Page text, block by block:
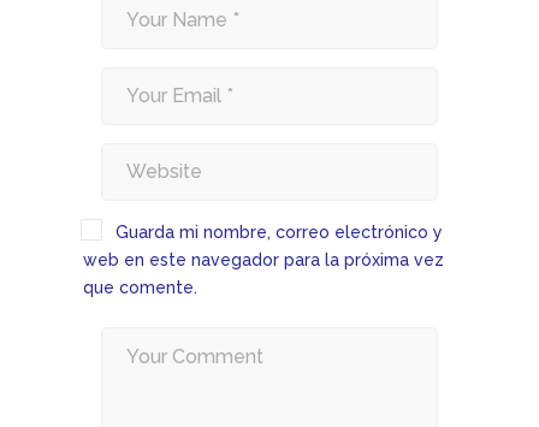
Guarda mi nombre, correo electrónico y
web en este navegador para la próxima vez
que comente.